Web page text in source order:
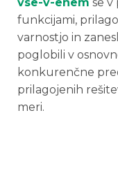
vse-v-enem se v
funkcijami,
varnostjo in
poglobili v
konkurenčne
prilagojenih
meri.